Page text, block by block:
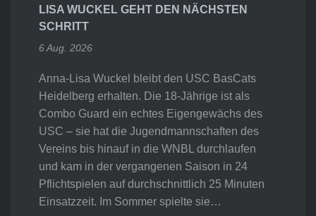
LISA WUCKEL GEHT DEN NÄCHSTEN
SCHRITT
6 Aug. 2026
Anna-Lisa Wuckel bleibt den USC BasCats
Heidelberg erhalten. Die 18-Jährige ist als
Combo Guard ein echtes Eigengewächs des
USC – sie hat die Jugendmannschaften des
Vereins bis hinauf in die WNBL durchlaufen
und kam in der vergangenen Saison in 24
Pflichtspielen auf durchschnittlich 25 Minuten
Einsatzzeit. Im Sommer spielte sie…